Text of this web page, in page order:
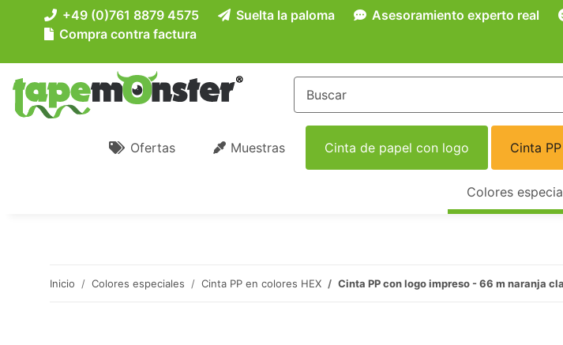
+49 (0)761 8879 4575 Suelta la paloma Asesoramiento experto real
Compra contra factura
Ofertas Muestras Cinta de papel con logo Cinta
Colores
Inicio Colores especiales Cinta PP en colores HEX Cinta PP con logo impreso - 66 m naranja